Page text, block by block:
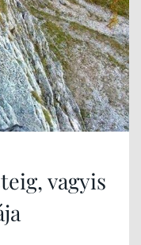
vagyis